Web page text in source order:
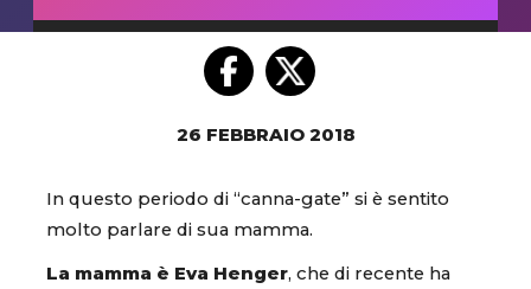
26 FEBBRAIO 2018
In questo periodo di “canna-gate” si è sentito
molto parlare di sua mamma.
La mamma è Eva Henger, che di recente ha